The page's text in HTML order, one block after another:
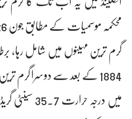
گرم ترین مہینوں میں شامل رہا،
1884 کے بعد سے دوسرا گرم